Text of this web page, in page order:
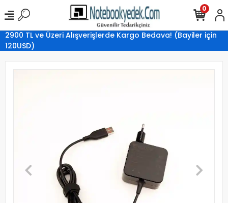
2900 TL ve Üzeri Alışverişlerde Kargo Bedava! (Bayiler için
120USD)
0